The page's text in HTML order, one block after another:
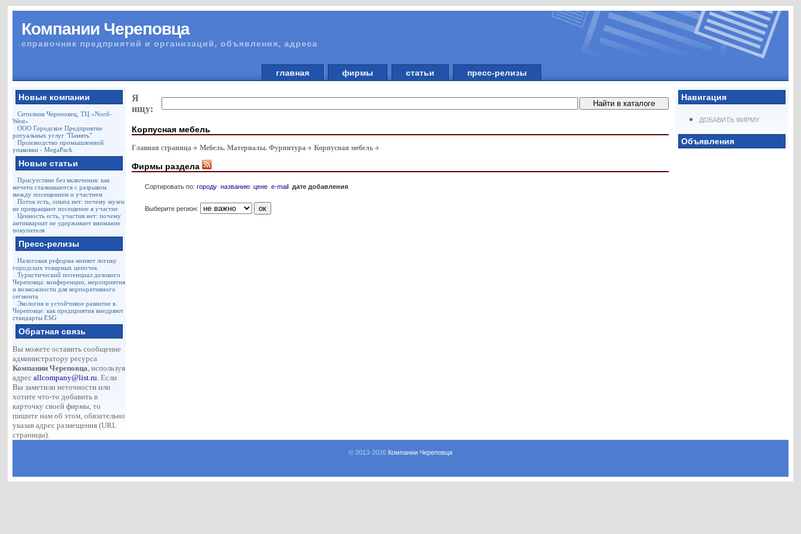
Компании Череповца
справочник предприятий и организаций, объявления, адреса
главная фирмы статьи пресс-релизы
Новые компании
Ситилинк Череповец, ТЦ «Nord-
West»
ООО Городское Предприятие
ритуальных услуг "Память"
Производство промышленной
упаковки - MegaPack
Новые статьи
Присутствие без включения: как
мечети сталкиваются с разрывом
между посещением и участием
Поток есть, опыта нет: почему музеи
не превращают посещение в участие
Ценность есть, участия нет: почему
антиквариат не удерживает внимание
покупателя
Пресс-релизы
Налоговая реформа меняет логику
городских товарных цепочек
Туристический потенциал делового
Череповца: конференции, мероприятия
и возможности для корпоративного
сегмента
Экология и устойчивое развитие в
Череповце: как предприятия внедряют
стандарты ESG
Обратная связь
Вы можете оставить сообщение
администратору ресурса
Компании Череповца, используя
адресallcompany@list.ru. Если
Вы заметили неточности или
хотите что-то добавить в
карточку своей фирмы, то
пишите нам об этом, обязательно
указав адрес размещения (URL
страницы).
Навигация
ДОБАВИТЬ ФИРМУ
Объявления
Я
ищу:
Корпусная мебель
Главная страница Мебель. Материалы. Фурнитура Корпусная мебель
Фирмы раздела
Сортировать по:городу названию цене e-mail дате добавления
Выберите регион:
© 2013-2026 Компании Череповца